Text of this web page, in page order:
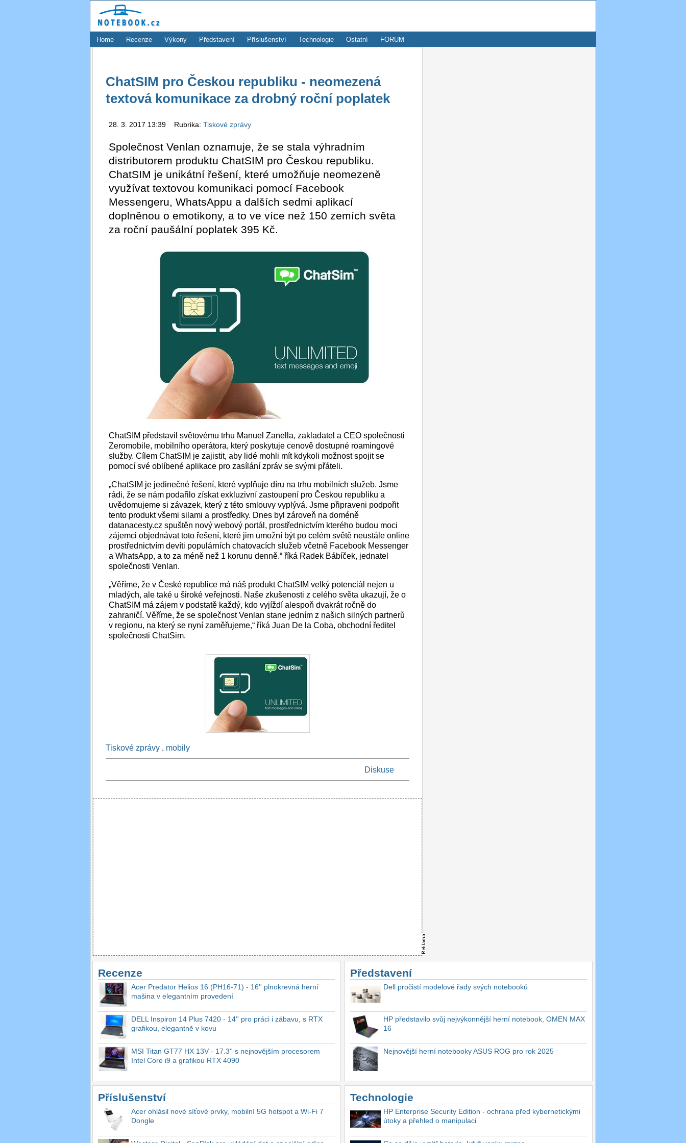
Home Recenze Výkony Představení Příslušenství Technologie Ostatní FORUM
ChatSIM pro Českou republiku - neomezená
textová komunikace za drobný roční poplatek
28. 3. 2017 13:39 Rubrika: Tiskové zprávy
Společnost Venlan oznamuje, že se stala výhradním
distributorem produktu ChatSIM pro Českou republiku.
ChatSIM je unikátní řešení, které umožňuje neomezeně
využívat textovou komunikaci pomocí Facebook
Messengeru, WhatsAppu a dalších sedmi aplikací
doplněnou o emotikony, a to ve více než 150 zemích světa
za roční paušální poplatek 395 Kč.
ChatSIM představil světovému trhu Manuel Zanella, zakladatel a CEO společnosti
Zeromobile, mobilního operátora, který poskytuje cenově dostupné roamingové
služby. Cílem ChatSIM je zajistit, aby lidé mohli mít kdykoli možnost spojit se
pomocí své oblíbené aplikace pro zasílání zpráv se svými přáteli.
„ChatSIM je jedinečné řešení, které vyplňuje díru na trhu mobilních služeb. Jsme
rádi, že se nám podařilo získat exkluzivní zastoupení pro Českou republiku a
uvědomujeme si závazek, který z této smlouvy vyplývá. Jsme připraveni podpořit
tento produkt všemi silami a prostředky. Dnes byl zároveň na doméně
datanacesty.cz spuštěn nový webový portál, prostřednictvím kterého budou moci
zájemci objednávat toto řešení, které jim umožní být po celém světě neustále online
prostřednictvím devíti populárních chatovacích služeb včetně Facebook Messenger
a WhatsApp, a to za méně než 1 korunu denně.“ říká Radek Bábíček, jednatel
společnosti Venlan.
„Věříme, že v České republice má náš produkt ChatSIM velký potenciál nejen u
mladých, ale také u široké veřejnosti. Naše zkušenosti z celého světa ukazují, že o
ChatSIM má zájem v podstatě každý, kdo vyjíždí alespoň dvakrát ročně do
zahraničí. Věříme, že se společnost Venlan stane jedním z našich silných partnerů
v regionu, na který se nyní zaměřujeme,“ říká Juan De la Coba, obchodní ředitel
společnosti ChatSim.
Tiskové zprávy . mobily
Diskuse
Recenze
Acer Predator Helios 16 (PH16-71) - 16'' plnokrevná herní
mašina v elegantním provedení
DELL Inspiron 14 Plus 7420 - 14'' pro práci i zábavu, s RTX
grafikou, elegantně v kovu
MSI Titan GT77 HX 13V - 17.3'' s nejnovějším procesorem
Intel Core i9 a grafikou RTX 4090
Představení
Dell pročistí modelové řady svých notebooků
HP představilo svůj nejvýkonnější herní notebook, OMEN MAX
16
Nejnovější herní notebooky ASUS ROG pro rok 2025
Příslušenství
Acer ohlásil nové síťové prvky, mobilní 5G hotspot a Wi-Fi 7
Dongle
Technologie
HP Enterprise Security Edition - ochrana před kybernetickými
útoky a přehled o manipulaci